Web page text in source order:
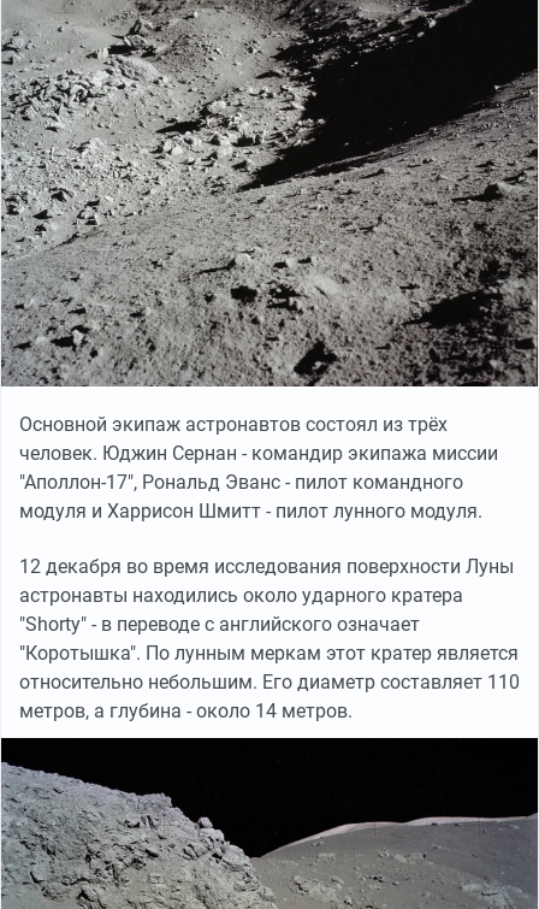
Основной экипаж астронавтов состоял из трёх
человек. Юджин Сернан - командир экипажа миссии
"Аполлон-17", Рональд Эванс - пилот командного
модуля и Харрисон Шмитт - пилот лунного модуля.
12 декабря во время исследования поверхности Луны
астронавты находились около ударного кратера
"Shorty" - в переводе с английского означает
"Коротышка". По лунным меркам этот кратер является
относительно небольшим. Его диаметр составляет 110
метров, а глубина - около 14 метров.